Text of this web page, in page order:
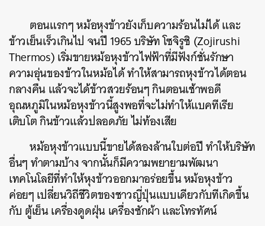
ตอนแรกๆ หม้อหุงข้าวยังเก็บความร้อนไม่ได้ และ
ข้าวเย็นเร็วเกินไป จนปี 1965 บริษัท โซจิรูชิ (Zojirushi
Thermos) เริ่มขายหม้อหุงข้าวไฟฟ้าที่มีฟังก์ชั่นรักษา
ความอุ่นของข้าวในหม้อได้ ทำให้สามารถหุงข้าวได้ตอน
กลางคืน แล้วจะได้ข้าวสวยร้อนๆ กินตอนเช้าพอดี
อุณหภูมิในหม้อหุงข้าวนี้สูงพอที่จะไม่ทำให้แบคทีเรีย
เติบโต กินข้าวแล้วปลอดภัย ไม่ท้องเสีย
หม้อหุงข้าวแบบนี้ขายได้สองล้านใบต่อปี ทำให้บริษัท
อื่นๆ ทำตามบ้าง จากนั้นก็มีความพยายามพัฒนา
เทคโนโลยีที่ทำให้หุงข้าวออกมาอร่อยขึ้น หม้อหุงข้าว
ค่อยๆ เปลี่ยนวิถีชีวิตของชาวญี่ปุ่นแบบเดียวกับทีเกิดขึ้น
กับ ตู้เย็น เครื่องดูดฝุ่น เครื่องซักผ้า และโทรทัศน์